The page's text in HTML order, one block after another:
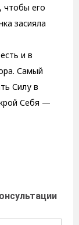
чтобы его
засияла
и в
Самый
Силу в
Себя —